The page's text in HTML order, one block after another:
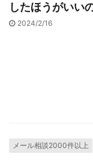
したほうがいい
2024/2/16
メール相談2000件以上